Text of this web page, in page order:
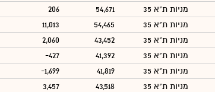
מניות ת"א 35 54,671
206
מניות ת"א 35 54,465
11,013
מניות ת"א 35 43,452
2,060
מניות ת"א 35 41,392
-427
מניות ת"א 35 41,819
-1,699
מניות ת"א 35 43,518
3,457